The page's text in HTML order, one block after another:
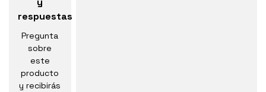
respuestas
Pregunta
sobre
este
producto
y recibirás